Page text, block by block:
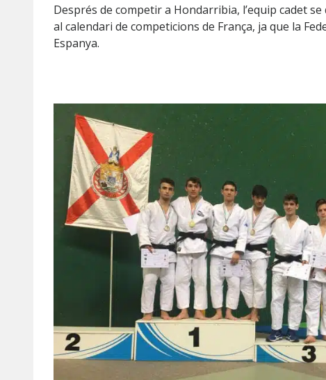
Després de competir a Hondarribia, l’equip cadet
al calendari de competicions de França, ja que la
Espanya.